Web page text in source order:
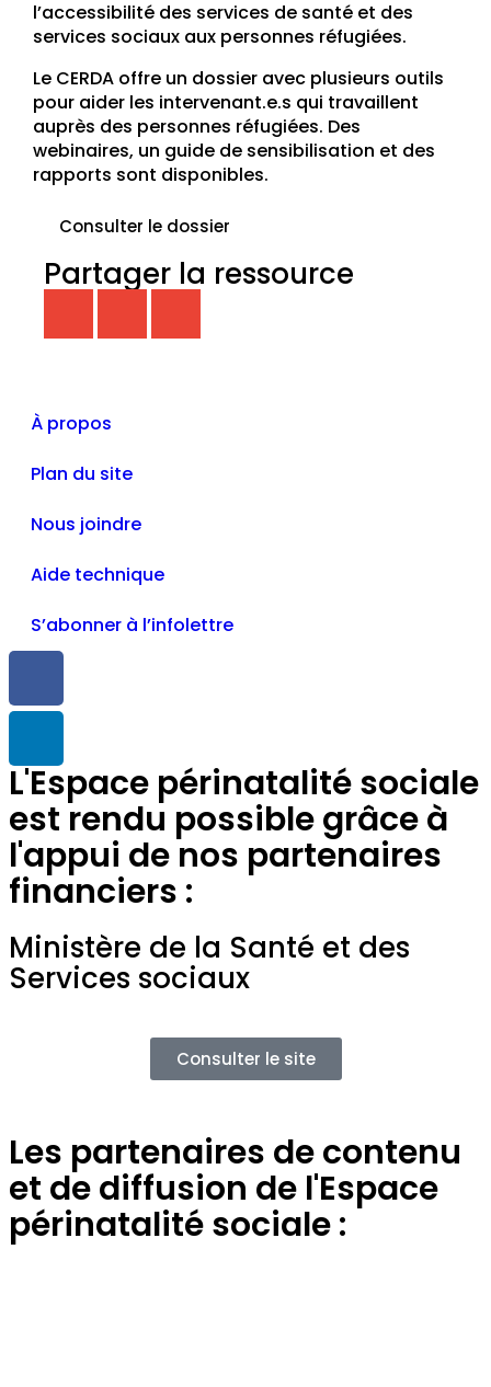
l’accessibilité des services de santé et des
services sociaux aux personnes réfugiées.
Le CERDA offre un dossier avec plusieurs outils
pour aider les intervenant.e.s qui travaillent
auprès des personnes réfugiées. Des
webinaires, un guide de sensibilisation et des
rapports sont disponibles.
Consulter le dossier
Partager la ressource
À propos
Plan du site
Nous joindre
Aide technique
S’abonner à l’infolettre
L'Espace périnatalité sociale
est rendu possible grâce à
l'appui de nos partenaires
financiers :
Ministère de la Santé et des
Services sociaux
Consulter le site
Les partenaires de contenu
et de diffusion de l'Espace
périnatalité sociale :